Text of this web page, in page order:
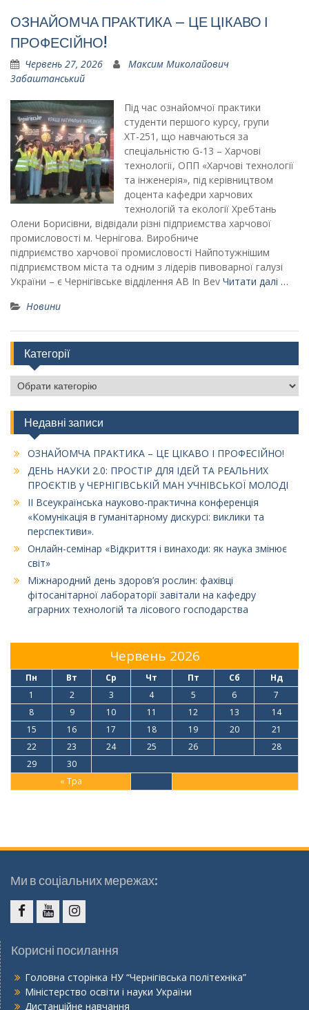
ОЗНАЙОМЧА ПРАКТИКА – ЦЕ ЦІКАВО І
ПРОФЕСІЙНО!
Червень 27, 2026
Максим Миколайович
Забаштанський
Під час ознайомчої практики
студенти першого курсу, групи
ХТ-251, що навчаються за
спеціальністю G-13 – Харчові
технології, ОПП «Харчові технології
та інженерія», під керівництвом
доцента кафедри харчових
технологій та екології Хребтань
Олени Борисівни, відвідали різні підприємства харчової
промисловості м. Чернігова. Виробниче
підприємство харчової промисловості Найпотужнішим
підприємством міста та одним з лідерів пивоварної галузі
України – є Чернігівське відділення AB In Bev Читати далі …
Новини
Категорії
Категорії
Недавні записи
ОЗНАЙОМЧА ПРАКТИКА – ЦЕ ЦІКАВО І ПРОФЕСІЙНО!
ДЕНЬ НАУКИ 2.0: ПРОСТІР ДЛЯ ІДЕЙ ТА РЕАЛЬНИХ
ПРОЄКТІВ у ЧЕРНІГІВСЬКІЙ МАН УЧНІВСЬКОЇ МОЛОДІ
ІІ Всеукраїнська науково-практична конференція
«Комунікація в гуманітарному дискурсі: виклики та
перспективи».
Онлайн-семінар «Відкриття і винаходи: як наука змінює
світ»
Міжнародний день здоров’я рослин: фахівці
фітосанітарної лабораторії завітали на кафедру
аграрних технологій та лісового господарства
Червень 2026
Пн Вт Ср Чт Пт Сб Нд
« Тра
1 2 3 4 5 6
7
8
9 10 11 12 13
14
15
16 17 18 19 20
21
22
23 24 25 26
28
29
30
Ми в соціальних мережах:
Корисні посилання
Головна сторінка НУ “Чернігівська політехніка”
Міністерство освіти і науки України
Дистанційне навчання